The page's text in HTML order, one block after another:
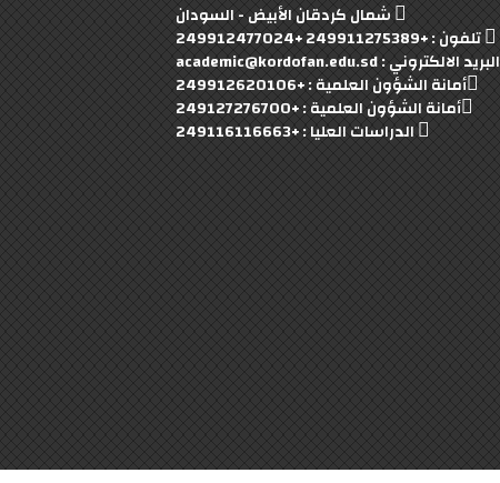
شمال كردقان الأبيض - السودان
تلفون : +249911275389 +249912477024
البريد الالكتروني : academic@kordofan.edu.sd
أمانة الشؤون العلمية : +249912620106
أمانة الشؤون العلمية : +249127276700
الدراسات العليا : +249116116663